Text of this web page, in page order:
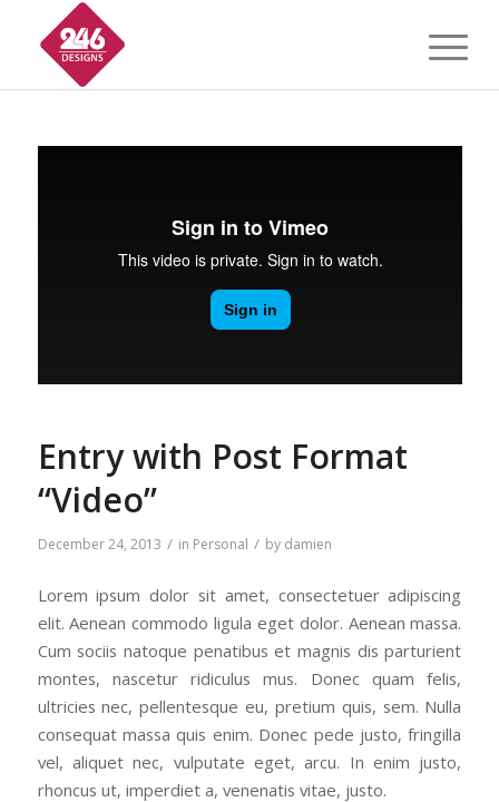
Entry with Post Format
“Video”
December 24, 2013 / in Personal / by damien
Lorem ipsum dolor sit amet, consectetuer adipiscing
elit. Aenean commodo ligula eget dolor. Aenean massa.
Cum sociis natoque penatibus et magnis dis parturient
montes, nascetur ridiculus mus. Donec quam felis,
ultricies nec, pellentesque eu, pretium quis, sem. Nulla
consequat massa quis enim. Donec pede justo, fringilla
vel, aliquet nec, vulputate eget, arcu. In enim justo,
rhoncus ut, imperdiet a, venenatis vitae, justo.